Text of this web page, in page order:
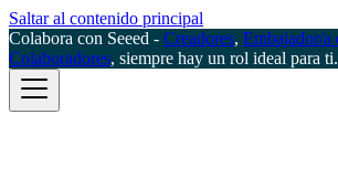
Saltar al contenido principal
Colabora con Seeed - Creadores, Embajador/a
Colaboradores, siempre hay un rol ideal para ti.